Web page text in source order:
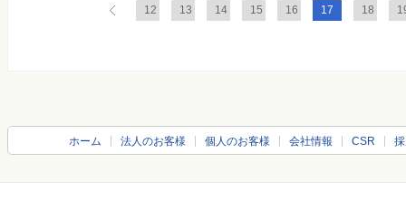
12 13 14 15 16 17 18
ホーム 法人のお客様 個人のお客様 会社情報 CSR